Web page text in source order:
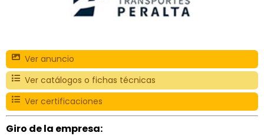
Ver anuncio
Ver catálogos o fichas técnicas
Ver certificaciones
Giro de la empresa: